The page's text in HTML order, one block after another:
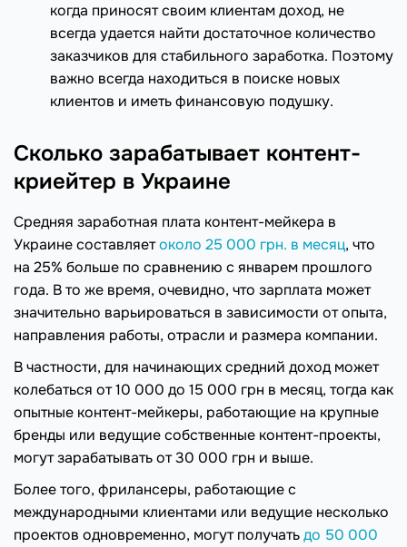
когда приносят своим клиентам доход, не
всегда удается найти достаточное количество
заказчиков для стабильного заработка. Поэтому
важно всегда находиться в поиске новых
клиентов и иметь финансовую подушку.
Сколько зарабатывает контент-
криейтер в Украине
Средняя заработная плата контент-мейкера в
Украине составляетоколо 25 000 грн. в месяц, что
на 25% больше по сравнению с январем прошлого
года. В то же время, очевидно, что зарплата может
значительно варьироваться в зависимости от опыта,
направления работы, отрасли и размера компании.
В частности, для начинающих средний доход может
колебаться от 10 000 до 15 000 грн в месяц, тогда как
опытные контент-мейкеры, работающие на крупные
бренды или ведущие собственные контент-проекты,
могут зарабатывать от 30 000 грн и выше.
Более того, фрилансеры, работающие с
международными клиентами или ведущие несколько
проектов одновременно, могут получатьдо 50 000